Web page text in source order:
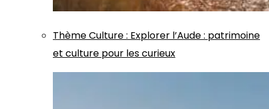
ThèmeCulture: Explorer l’Aude : patrimoine
et culture pour les curieux